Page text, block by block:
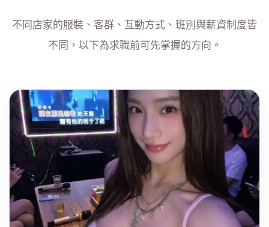
不同店家的服裝、客群、互動方式、班別與薪資制度皆
不同，以下為求職前可先掌握的方向。